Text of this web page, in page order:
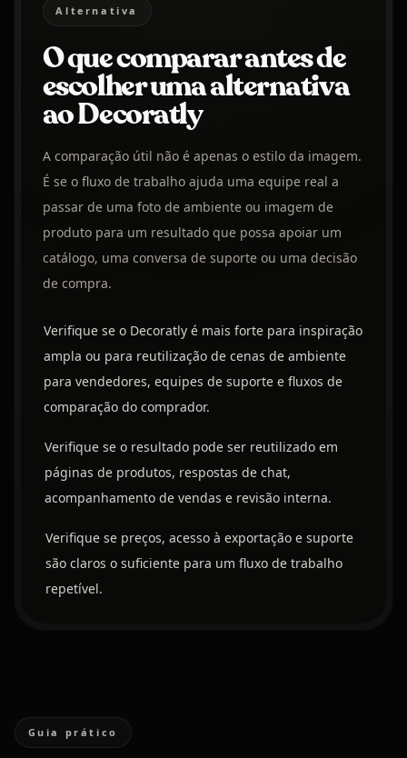
Alternativa
O que comparar antes de
escolher uma alternativa
ao Decoratly
A comparação útil não é apenas o estilo da imagem.
É se o fluxo de trabalho ajuda uma equipe real a
passar de uma foto de ambiente ou imagem de
produto para um resultado que possa apoiar um
catálogo, uma conversa de suporte ou uma decisão
de compra.
Verifique se o Decoratly é mais forte para inspiração
ampla ou para reutilização de cenas de ambiente
para vendedores, equipes de suporte e fluxos de
comparação do comprador.
Verifique se o resultado pode ser reutilizado em
páginas de produtos, respostas de chat,
acompanhamento de vendas e revisão interna.
Verifique se preços, acesso à exportação e suporte
são claros o suficiente para um fluxo de trabalho
repetível.
Guia prático